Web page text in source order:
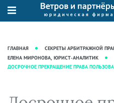
О нас
Рекомендации
Юридические услуги
Интеллектуальная
База знаний
Журнал "Секреты
практики"
Статьи
ГЛАВНАЯ
СЕКРЕТЫ АРБИТРАЖНОЙ
ЕЛЕНА МИРОНОВА, ЮРИСТ-АНАЛИТИК
ДОСРОЧНОЕ ПРЕКРАЩЕНИЕ ПРАВА